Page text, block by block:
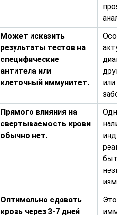
Может исказить
результаты тестов на
специфические
антитела или
клеточный иммунитет.
или
Прямого влияния на
свертываемость крови
обычно нет.
быть
Оптимально сдавать
кровь через 3-7 дней
Это